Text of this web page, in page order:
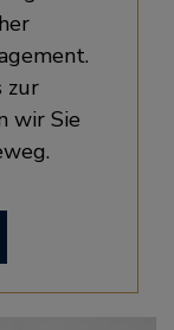
zur
wir Sie